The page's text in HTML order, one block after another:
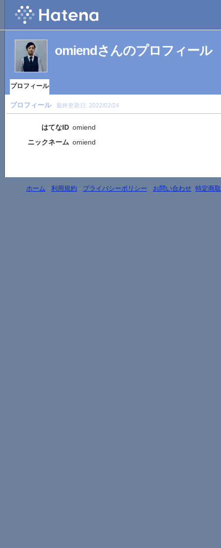
omiendさんのプロフィール
プロフィール
プロフィール 最終更新日: 2022/02/24
はてなID omiend
ニックネーム omiend
ホーム - 利用規約 - プライバシーポリシー - お問い合わせ- 特定商